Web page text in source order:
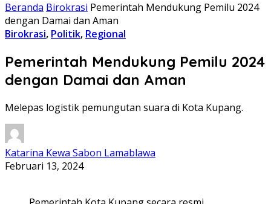
Beranda Birokrasi Pemerintah Mendukung Pemilu 2024
dengan Damai dan Aman
Birokrasi, Politik, Regional
Pemerintah Mendukung Pemilu 2024
dengan Damai dan Aman
Melepas logistik pemungutan suara di Kota Kupang.
Katarina Kewa Sabon Lamablawa
Februari 13, 2024